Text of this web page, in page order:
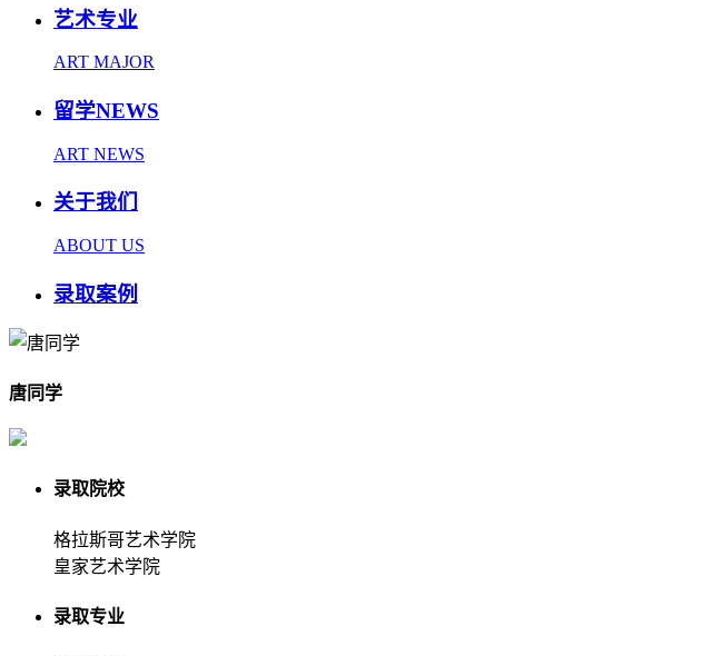
艺术专业
ART MAJOR
留学NEWS
ART NEWS
关于我们
ABOUT US
录取案例
唐同学
录取院校
格拉斯哥艺术学院
皇家艺术学院
录取专业